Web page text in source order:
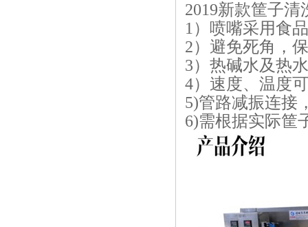
2019新款筐子
1） 喷嘴采用食
2） 避免死角，
3） 热碱水及热
4） 速度、温度
5)管路减振连接
6)需根据实际筐